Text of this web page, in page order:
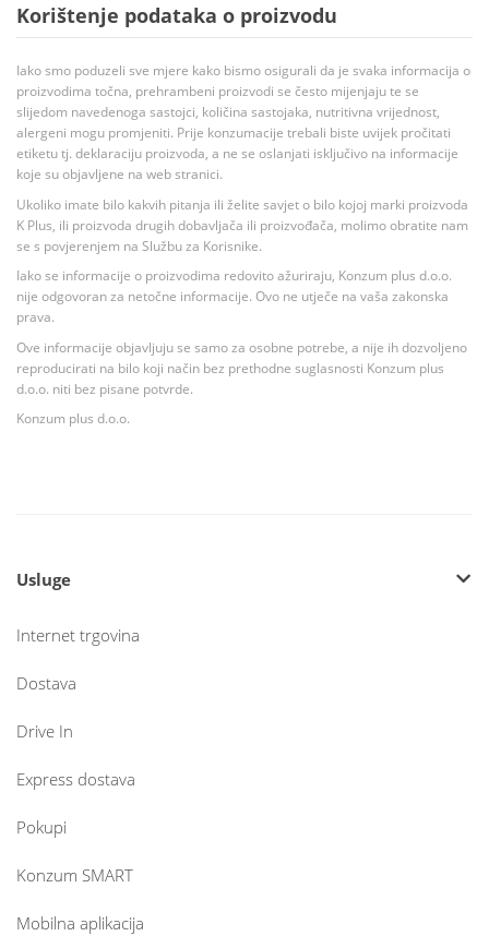
Korištenje podataka o proizvodu
Iako smo poduzeli sve mjere kako bismo osigurali da je svaka informacija o
proizvodima točna, prehrambeni proizvodi se često mijenjaju te se
slijedom navedenoga sastojci, količina sastojaka, nutritivna vrijednost,
alergeni mogu promjeniti. Prije konzumacije trebali biste uvijek pročitati
etiketu tj. deklaraciju proizvoda, a ne se oslanjati isključivo na informacije
koje su objavljene na web stranici.
Ukoliko imate bilo kakvih pitanja ili želite savjet o bilo kojoj marki proizvoda
K Plus, ili proizvoda drugih dobavljača ili proizvođača, molimo obratite nam
se s povjerenjem na Službu za Korisnike.
Iako se informacije o proizvodima redovito ažuriraju, Konzum plus d.o.o.
nije odgovoran za netočne informacije. Ovo ne utječe na vaša zakonska
prava.
Ove informacije objavljuju se samo za osobne potrebe, a nije ih dozvoljeno
reproducirati na bilo koji način bez prethodne suglasnosti Konzum plus
d.o.o. niti bez pisane potvrde.
Konzum plus d.o.o.
Usluge
Internet trgovina
Dostava
Drive In
Express dostava
Pokupi
Konzum SMART
Mobilna aplikacija